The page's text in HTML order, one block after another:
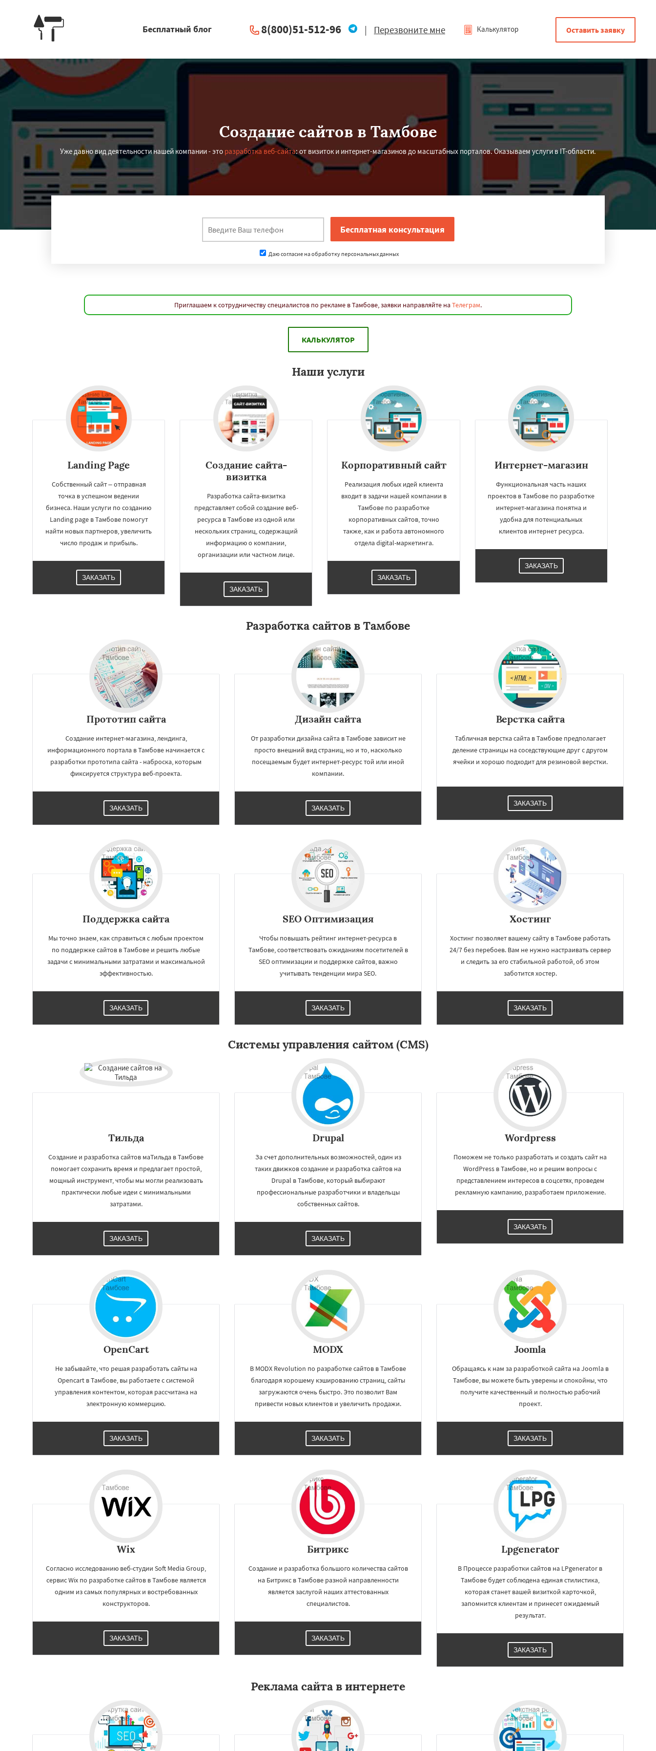
Работаем по
×
Нальчик
Братск
Абакан
Бесплатный блог 8(800)51-512-96 | Перезвоните мне Калькулятор Оставить заявку
Создание сайтов в Тамбове
Уже давно вид деятельности нашей компании - это разработка веб-сайта: от визиток и интернет-магазинов до масштабных порталов. Оказываем услуги в IT-области.
Даю согласие на обработку персональных данных
Приглашаем к сотрудничеству специалистов по рекламе в Тамбове, заявки направляйте на Телеграм.
КАЛЬКУЛЯТОР
Наши услуги
Landing Page
Собственный сайт – отправная
точка в успешном ведении
бизнеса. Наши услуги по созданию
Landing page в Тамбове помогут
найти новых партнеров, увеличить
число продаж и прибыль.
ЗАКАЗАТЬ
Создание сайта-
визитка
Разработка сайта-визитка
представляет собой создание веб-
ресурса в Тамбове из одной или
нескольких страниц, содержащий
информацию о компании,
организации или частном лице.
ЗАКАЗАТЬ
Корпоративный сайт
Реализация любых идей клиента
входит в задачи нашей компании в
Тамбове по разработке
корпоративных сайтов, точно
также, как и работа автономного
отдела digital-маркетинга.
ЗАКАЗАТЬ
Интернет-магазин
Функциональная часть наших
проектов в Тамбове по разработке
интернет-магазина понятна и
удобна для потенциальных
клиентов интернет ресурса.
ЗАКАЗАТЬ
Разработка сайтов в Тамбове
Прототип сайта
Создание интернет-магазина, лендинга,
информационного портала в Тамбове начинается с
разработки прототипа сайта - наброска, которым
фиксируется структура веб-проекта.
ЗАКАЗАТЬ
Дизайн сайта
От разработки дизайна сайта в Тамбове зависит не
просто внешний вид страниц, но и то, насколько
посещаемым будет интернет-ресурс той или иной
компании.
ЗАКАЗАТЬ
Верстка сайта
Табличная верстка сайта в Тамбове предполагает
деление страницы на соседствующие друг с другом
ячейки и хорошо подходит для резиновой верстки.
ЗАКАЗАТЬ
Поддержка сайта
Мы точно знаем, как справиться с любым проектом
по поддержке сайтов в Тамбове и решить любые
задачи с минимальными затратами и максимальной
эффективностью.
ЗАКАЗАТЬ
SEO Оптимизация
Чтобы повышать рейтинг интернет-ресурса в
Тамбове, соответствовать ожиданиям посетителей в
SEO оптимизации и поддержке сайтов, важно
учитывать тенденции мира SEO.
ЗАКАЗАТЬ
Хостинг
Хостинг позволяет вашему сайту в Тамбове работать
24/7 без перебоев. Вам не нужно настраивать сервер
и следить за его стабильной работой, об этом
заботится хостер.
ЗАКАЗАТЬ
Системы управления сайтом (CMS)
Тильда
Создание и разработка сайтов маТильда в Тамбове
помогает сохранить время и предлагает простой,
мощный инструмент, чтобы мы могли реализовать
практически любые идеи с минимальными
затратами.
ЗАКАЗАТЬ
Drupal
За счет дополнительных возможностей, один из
таких движков создание и разработка сайтов на
Drupal в Тамбове, который выбирают
профессиональные разработчики и владельцы
собственных сайтов.
ЗАКАЗАТЬ
Wordpress
Поможем не только разработать и создать сайт на
WordPress в Тамбове, но и решим вопросы с
представлением интересов в соцсетях, проведем
рекламную кампанию, разработаем приложение.
ЗАКАЗАТЬ
OpenCart
Не забывайте, что решая разработать сайты на
Opencart в Тамбове, вы работаете с системой
управления контентом, которая рассчитана на
электронную коммерцию.
ЗАКАЗАТЬ
MODX
В MODX Revolution по разработке сайтов в Тамбове
благодаря хорошему кэшированию страниц, сайты
загружаются очень быстро. Это позволит Вам
привести новых клиентов и увеличить продажи.
ЗАКАЗАТЬ
Joomla
Обращаясь к нам за разработкой сайта на Joomla в
Тамбове, вы можете быть уверены и спокойны, что
получите качественный и полностью рабочий
проект.
ЗАКАЗАТЬ
Wix
Согласно исследованию веб-студии Soft Media Group,
сервис Wix по разработке сайтов в Тамбове является
одним из самых популярных и востребованных
конструкторов.
ЗАКАЗАТЬ
Битрикс
Создание и разработка большого количества сайтов
на Битрикс в Тамбове разной направленности
является заслугой наших аттестованных
специалистов.
ЗАКАЗАТЬ
Lpgenerator
В Процессе разработки сайтов на LPgenerator в
Тамбове будет соблюдена единая стилистика,
которая станет вашей визиткой карточкой,
запомнится клиентам и принесет ожидаемый
результат.
ЗАКАЗАТЬ
Реклама сайта в интернете
×
Даю согласие на обработку персональных данных